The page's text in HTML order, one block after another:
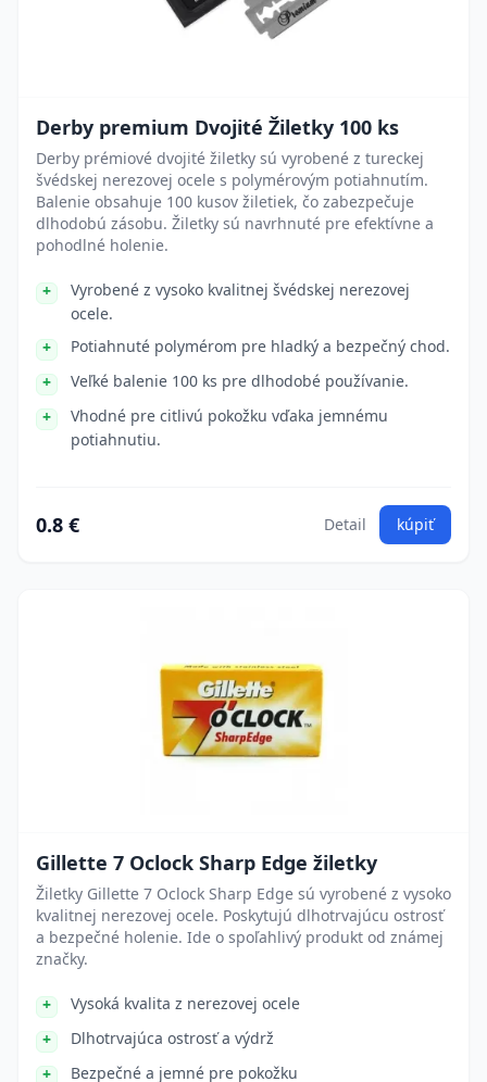
Derby premium Dvojité Žiletky 100 ks
Derby prémiové dvojité žiletky sú vyrobené z tureckej
švédskej nerezovej ocele s polymérovým potiahnutím.
Balenie obsahuje 100 kusov žiletiek, čo zabezpečuje
dlhodobú zásobu. Žiletky sú navrhnuté pre efektívne a
pohodlné holenie.
Vyrobené z vysoko kvalitnej švédskej nerezovej
ocele.
Potiahnuté polymérom pre hladký a bezpečný chod.
Veľké balenie 100 ks pre dlhodobé používanie.
Vhodné pre citlivú pokožku vďaka jemnému
potiahnutiu.
0.8 € Detail kúpiť
Gillette 7 Oclock Sharp Edge žiletky
Žiletky Gillette 7 Oclock Sharp Edge sú vyrobené z vysoko
kvalitnej nerezovej ocele. Poskytujú dlhotrvajúcu ostrosť
a bezpečné holenie. Ide o spoľahlivý produkt od známej
značky.
Vysoká kvalita z nerezovej ocele
Dlhotrvajúca ostrosť a výdrž
Bezpečné a jemné pre pokožku